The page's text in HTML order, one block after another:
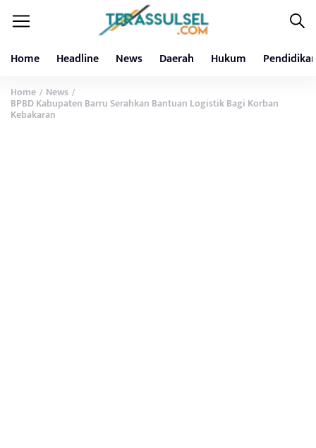
Home Headline News Daerah Hukum
Home / News /
BPBD Kabupaten Barru Serahkan Bantuan Logistik Bagi Korban
Kebakaran